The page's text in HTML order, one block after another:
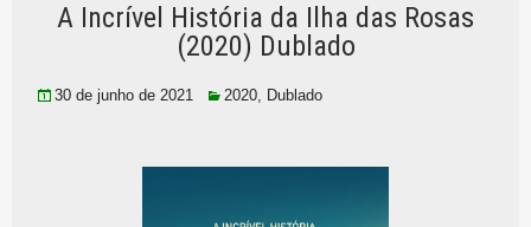
A Incrível História da Ilha das Rosas
(2020) Dublado
30 de junho de 2021 2020, Dublado